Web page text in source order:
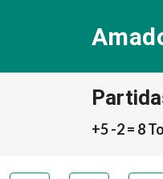
+5 -2 = 8